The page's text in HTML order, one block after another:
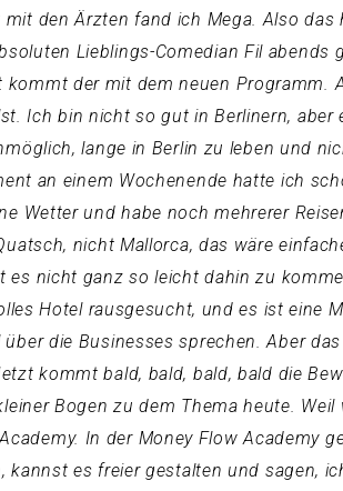
den Ärzten fand ich Mega. Also
Lieblings-Comedian Fil
der mit dem neuen
Ich bin nicht so gut in Berlinern,
lange in Berlin zu leben und
an einem Wochenende hatte ich
Wetter und habe noch mehrerer
nicht Mallorca, das wäre
es nicht ganz so leicht dahin zu
Hotel rausgesucht, und es ist eine
die Businesses sprechen. Aber
kommt bald, bald, bald, bald die
Bogen zu dem Thema heute.
In der Money Flow
kannst es freier gestalten und sagen,